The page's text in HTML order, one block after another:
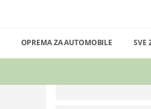
OPREMA ZA AUTOMOBILE SVE